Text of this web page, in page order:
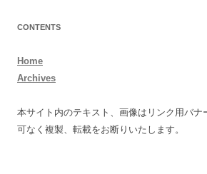
CONTENTS
Home
Archives
本サイト内のテキスト、画像はリンク用バナ
可なく複製、転載をお断りいたします。